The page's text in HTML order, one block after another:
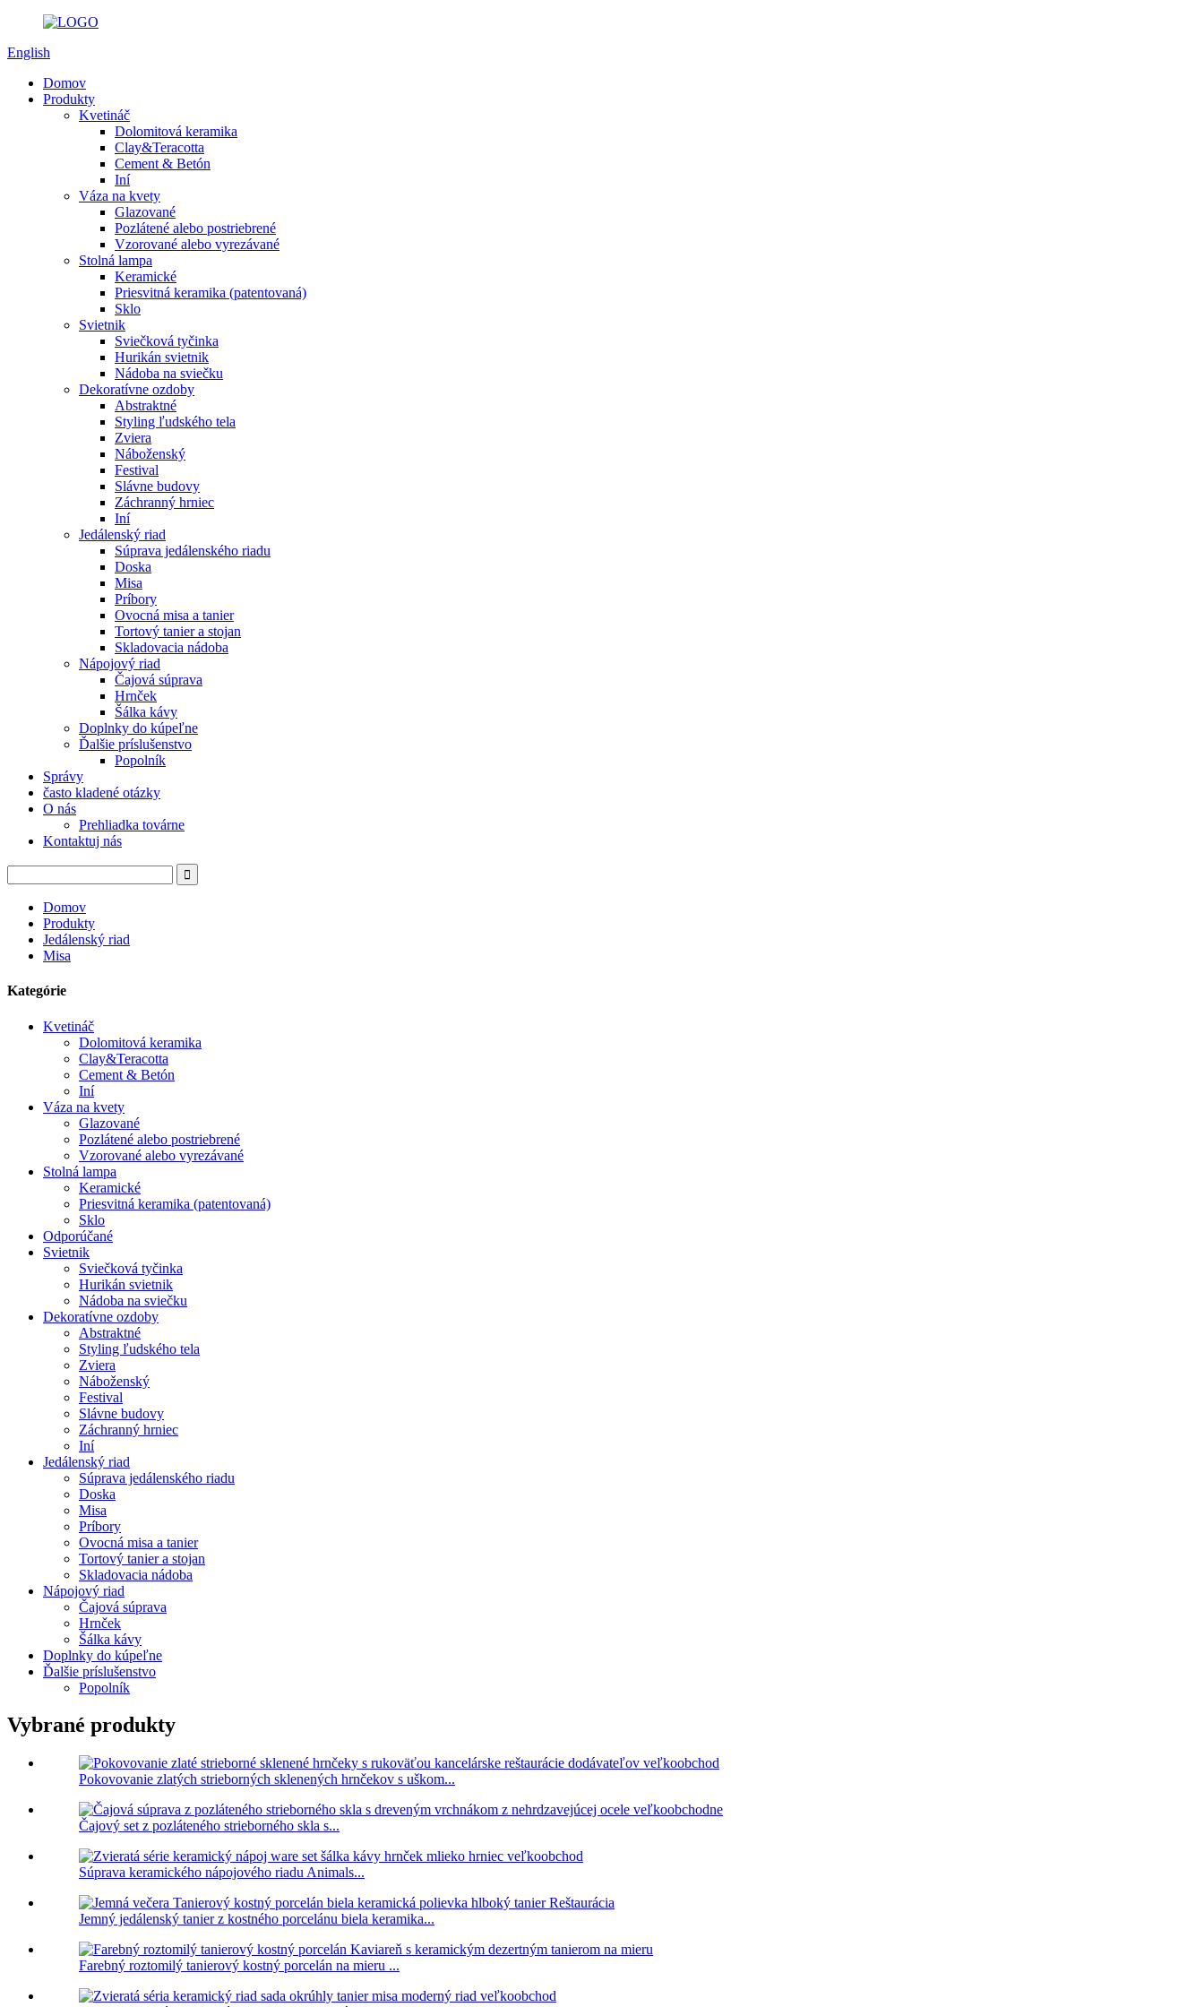
English
Domov
Produkty
Kvetináč
Dolomitová keramika
Clay&Teracotta
Cement & Betón
Iní
Váza na kvety
Glazované
Pozlátené alebo postriebrené
Vzorované alebo vyrezávané
Stolná lampa
Keramické
Priesvitná keramika (patentovaná)
Sklo
Svietnik
Sviečková tyčinka
Hurikán svietnik
Nádoba na sviečku
Dekoratívne ozdoby
Abstraktné
Styling ľudského tela
Zviera
Náboženský
Festival
Slávne budovy
Záchranný hrniec
Iní
Jedálenský riad
Súprava jedálenského riadu
Doska
Misa
Príbory
Ovocná misa a tanier
Tortový tanier a stojan
Skladovacia nádoba
Nápojový riad
Čajová súprava
Hrnček
Šálka ​​kávy
Doplnky do kúpeľne
Ďalšie príslušenstvo
Popolník
Správy
často kladené otázky
O nás
Prehliadka továrne
Kontaktuj nás
Domov
Produkty
Jedálenský riad
Misa
Kategórie
Kvetináč
Dolomitová keramika
Clay&Teracotta
Cement & Betón
Iní
Váza na kvety
Glazované
Pozlátené alebo postriebrené
Vzorované alebo vyrezávané
Stolná lampa
Keramické
Priesvitná keramika (patentovaná)
Sklo
Odporúčané
Svietnik
Sviečková tyčinka
Hurikán svietnik
Nádoba na sviečku
Dekoratívne ozdoby
Abstraktné
Styling ľudského tela
Zviera
Náboženský
Festival
Slávne budovy
Záchranný hrniec
Iní
Jedálenský riad
Súprava jedálenského riadu
Doska
Misa
Príbory
Ovocná misa a tanier
Tortový tanier a stojan
Skladovacia nádoba
Nápojový riad
Čajová súprava
Hrnček
Šálka ​​kávy
Doplnky do kúpeľne
Ďalšie príslušenstvo
Popolník
Vybrané produkty
Pokovovanie zlatých strieborných sklenených hrnčekov s uškom...
Čajový set z pozláteného strieborného skla s...
Súprava keramického nápojového riadu Animals...
Jemný jedálenský tanier z kostného porcelánu biela keramika...
Farebný roztomilý tanierový kostný porcelán na mieru ...